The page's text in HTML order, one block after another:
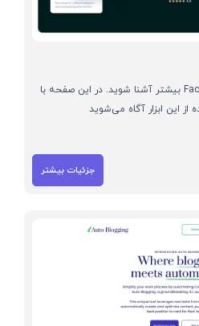
با هوش مصنوعی Facts Generator بیشتر آشنا شوید. در این صفحه با
از این ابزار آگاه می‌شوید
جزئیات بیشتر